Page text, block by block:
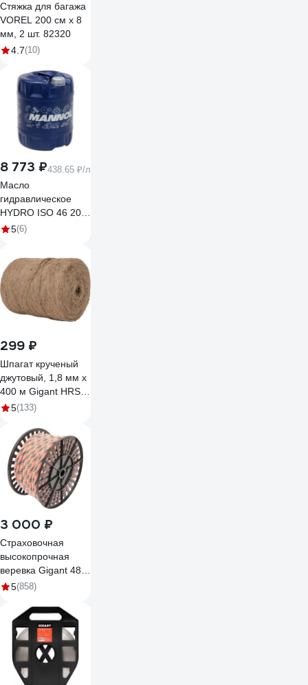
Стяжка для багажа
VOREL 200 см х 8
мм, 2 шт. 82320
4.7(10)
8 773 ₽438.65 ₽/л
Масло
гидравлическое
HYDRO ISO 46 20 л
MANNOL 1928
5(6)
299 ₽
Шпагат крученый
джутовый, 1,8 мм x
400 м Gigant HRS-
315(133)
3 000 ₽
Страховочная
высокопрочная
веревка Gigant 48
прядей, 10 мм х50
5(858)